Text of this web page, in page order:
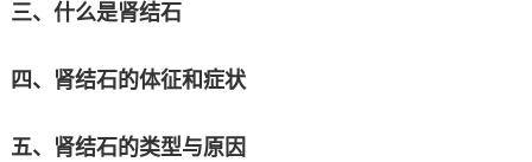
三、什么是肾结石
四、肾结石的体征和症状
五、肾结石的类型与原因